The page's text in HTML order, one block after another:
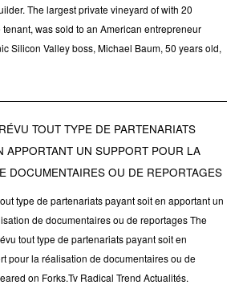
The largest private vineyard of with 20
was sold to an American entrepreneur
Silicon Valley boss, Michael Baum, 50 years old,
TOUT TYPE DE PARTENARIATS
APPORTANT UN SUPPORT POUR LA
DOCUMENTAIRES OU DE REPORTAGES
type de partenariats payant soit en apportant un
de documentaires ou de reportages The
tout type de partenariats payant soit en
pour la réalisation de documentaires ou de
on Forks.Tv Radical Trend Actualités.